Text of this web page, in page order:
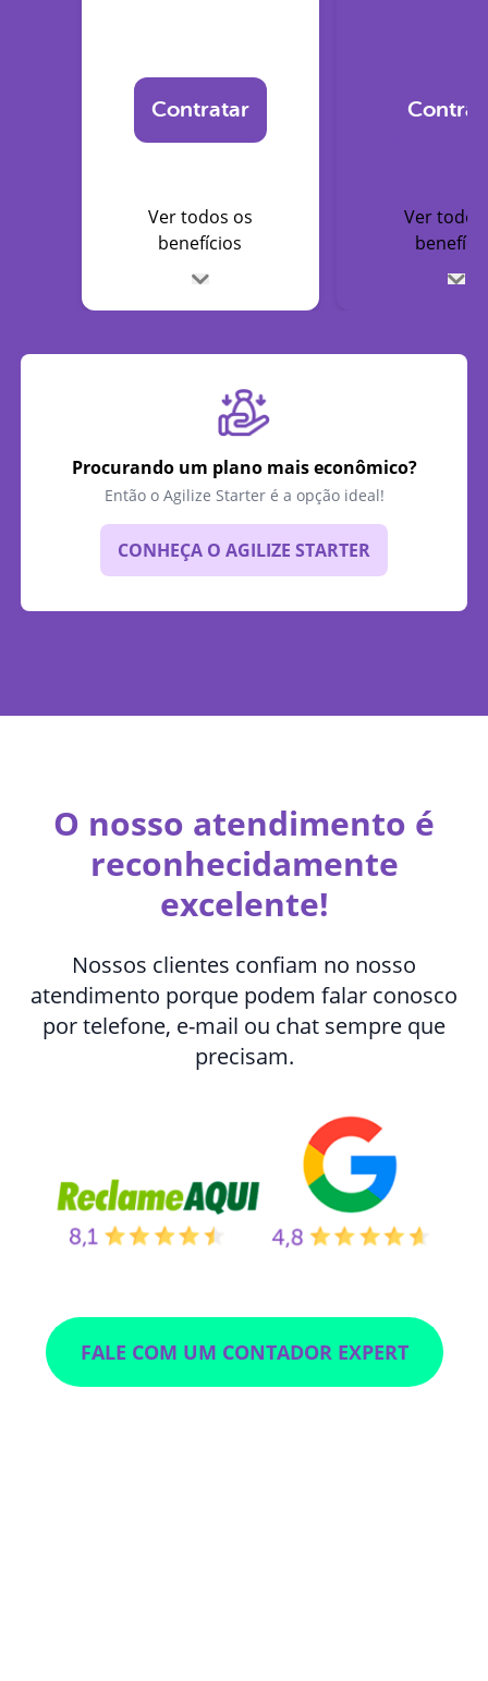
Contratar
Ver todos os
benefícios
Ver
Procurando um plano mais econômico?
Então o Agilize Starter é a opção ideal!
CONHEÇA O AGILIZE STARTER
O nosso atendimento é
reconhecidamente
excelente!
Nossos clientes confiam no nosso
atendimento porque podem falar conosco
por telefone, e-mail ou chat sempre que
precisam.
FALE COM UM CONTADOR EXPERT